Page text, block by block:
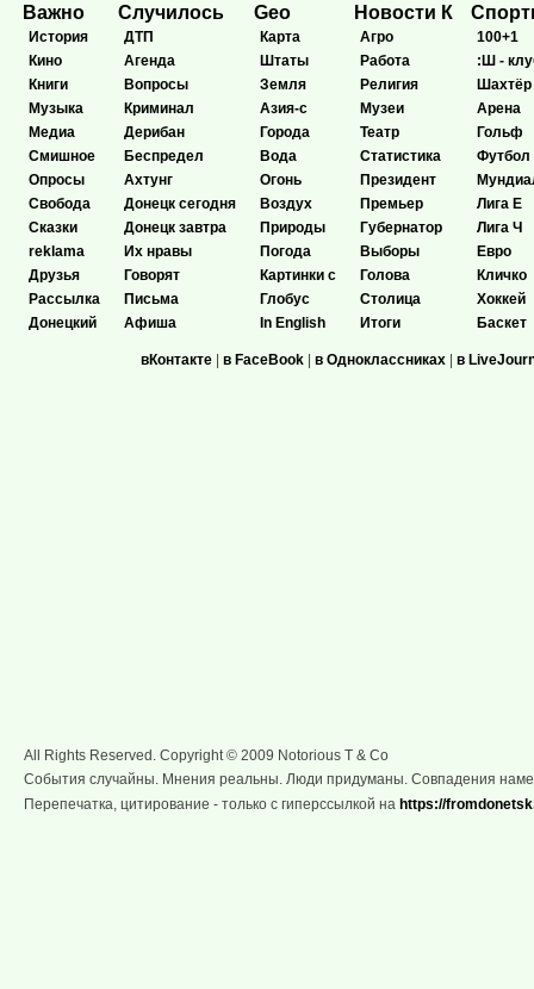
Важно
История
Кино
Книги
Музыка
Медиа
Смишное
Опросы
Свобода
Сказки
reklama
Друзья
Рассылка
Донецкий
Случилось
ДТП
Агенда
Вопросы
Криминал
Дерибан
Беспредел
Ахтунг
Донецк сегодня
Донецк завтра
Их нравы
Говорят
Письма
Афиша
Geo
Карта
Штаты
Земля
Азия-с
Города
Вода
Огонь
Воздух
Природы
Погода
Картинки с
Глобус
In English
Новости К
Агро
Работа
Религия
Музеи
Театр
Статистика
Президент
Премьер
Губернатор
Выборы
Голова
Столица
Итоги
100+1
:Ш -
Шахтёр
Арена
Гольф
Футбол
Лига Е
Лига Ч
Евро
Кличко
Хоккей
Баскет
вКонтакте | в FaceBook | в Одноклассниках | в
All Rights Reserved. Copyright © 2009 Notorious T & Co
События случайны. Мнения реальны. Люди придуманы. Совпадения
Перепечатка, цитирование - только с гиперссылкой на https://